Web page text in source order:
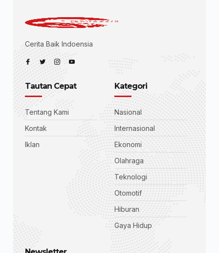
Cerita Baik Indoensia
Tautan Cepat
Tentang Kami
Kontak
Iklan
Kategori
Nasional
Internasional
Ekonomi
Olahraga
Teknologi
Otomotif
Hiburan
Gaya Hidup